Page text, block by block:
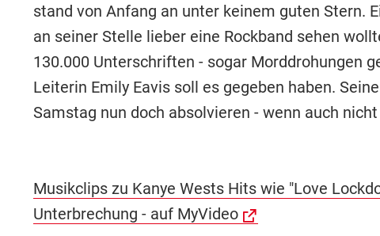
stand von Anfang an unter keinem guten Stern.
an seiner Stelle lieber eine Rockband sehen
130.000 Unterschriften - sogar Morddrohungen
Leiterin Emily Eavis soll es gegeben haben.
Samstag nun doch absolvieren - wenn auch
Musikclips zu Kanye Wests Hits wie "Love
Unterbrechung - auf MyVideo